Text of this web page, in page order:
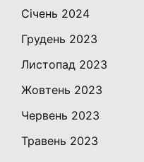
Січень 2024
Грудень 2023
Листопад 2023
Жовтень 2023
Червень 2023
Травень 2023